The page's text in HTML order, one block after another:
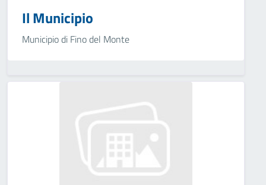
Il Municipio
Municipio di Fino del Monte